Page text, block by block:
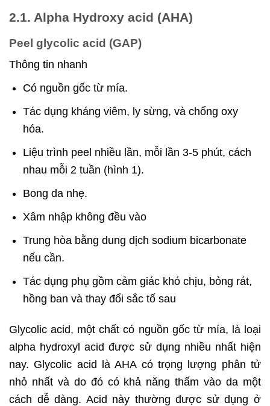
2.1. Alpha Hydroxy acid (AHA)
Peel glycolic acid (GAP)
Thông tin nhanh
Có nguồn gốc từ mía.
Tác dụng kháng viêm, ly sừng, và chống oxy
hóa.
Liệu trình peel nhiều lần, mỗi lần 3-5 phút, cách
nhau mỗi 2 tuần (hình 1).
Bong da nhẹ.
Xâm nhập không đều vào
Trung hòa bằng dung dịch sodium bicarbonate
nếu cần.
Tác dụng phụ gồm cảm giác khó chịu, bỏng rát,
hồng ban và thay đổi sắc tố sau
Glycolic acid, một chất có nguồn gốc từ mía, là loại
alpha hydroxyl acid được sử dụng nhiều nhất hiện
nay. Glycolic acid là AHA có trọng lượng phân tử
nhỏ nhất và do đó có khả năng thấm vào da một
cách dễ dàng. Acid này thường được sử dụng ở